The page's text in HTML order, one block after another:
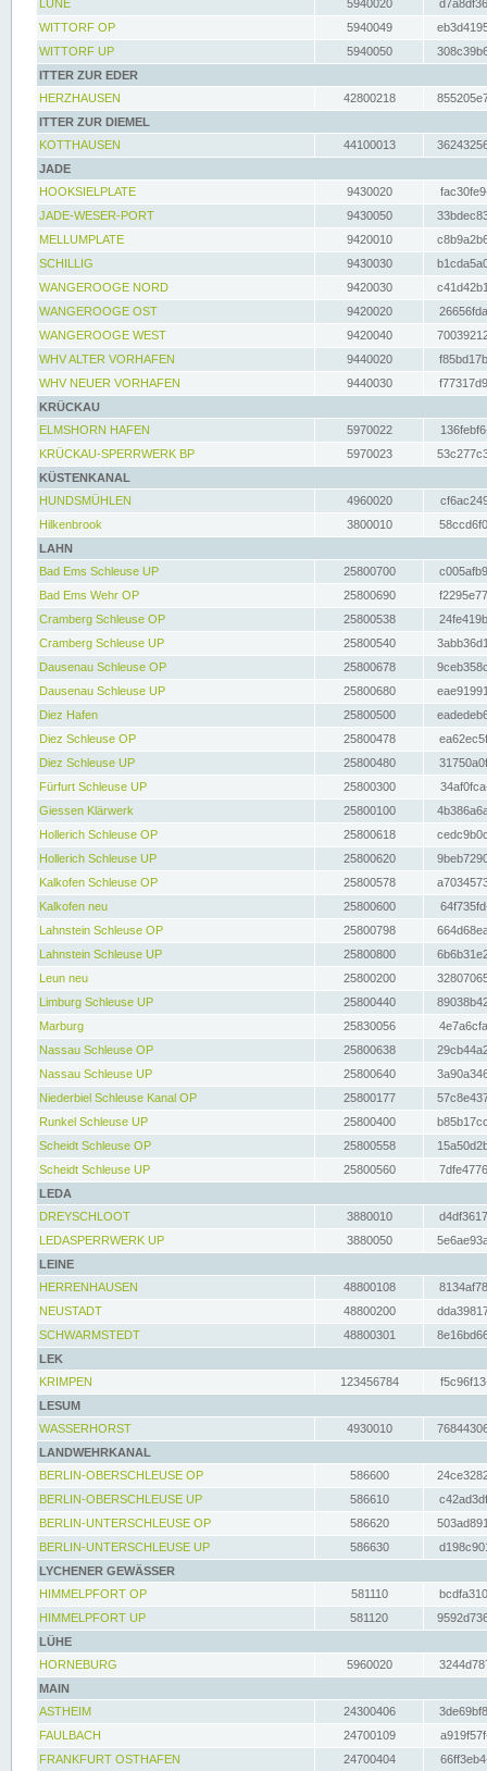
LÜNE
5940020
WITTORF OP
5940049
WITTORF UP
5940050
ITTER ZUR EDER
HERZHAUSEN
42800218
ITTER ZUR DIEMEL
KOTTHAUSEN
44100013
JADE
HOOKSIELPLATE
9430020
JADE-WESER-PORT
9430050
MELLUMPLATE
9420010
SCHILLIG
9430030
WANGEROOGE NORD
9420030
WANGEROOGE OST
9420020
WANGEROOGE WEST
9420040
WHV ALTER VORHAFEN
9440020
WHV NEUER VORHAFEN
9440030
KRÜCKAU
ELMSHORN HAFEN
5970022
KRÜCKAU-SPERRWERK BP
5970023
KÜSTENKANAL
HUNDSMÜHLEN
4960020
Hilkenbrook
3800010
LAHN
Bad Ems Schleuse UP
25800700
Bad Ems Wehr OP
25800690
Cramberg Schleuse OP
25800538
Cramberg Schleuse UP
25800540
Dausenau Schleuse OP
25800678
Dausenau Schleuse UP
25800680
Diez Hafen
25800500
Diez Schleuse OP
25800478
Diez Schleuse UP
25800480
Fürfurt Schleuse UP
25800300
Giessen Klärwerk
25800100
Hollerich Schleuse OP
25800618
Hollerich Schleuse UP
25800620
Kalkofen Schleuse OP
25800578
Kalkofen neu
25800600
Lahnstein Schleuse OP
25800798
Lahnstein Schleuse UP
25800800
Leun neu
25800200
Limburg Schleuse UP
25800440
Marburg
25830056
Nassau Schleuse OP
25800638
Nassau Schleuse UP
25800640
Niederbiel Schleuse Kanal OP
25800177
Runkel Schleuse UP
25800400
Scheidt Schleuse OP
25800558
Scheidt Schleuse UP
25800560
LEDA
DREYSCHLOOT
3880010
LEDASPERRWERK UP
3880050
LEINE
HERRENHAUSEN
48800108
NEUSTADT
48800200
SCHWARMSTEDT
48800301
LEK
KRIMPEN
123456784
LESUM
WASSERHORST
4930010
LANDWEHRKANAL
BERLIN-OBERSCHLEUSE OP
586600
BERLIN-OBERSCHLEUSE UP
586610
BERLIN-UNTERSCHLEUSE OP
586620
BERLIN-UNTERSCHLEUSE UP
586630
LYCHENER GEWÄSSER
HIMMELPFORT OP
581110
HIMMELPFORT UP
581120
LÜHE
HORNEBURG
5960020
MAIN
ASTHEIM
24300406
FAULBACH
24700109
FRANKFURT OSTHAFEN
24700404